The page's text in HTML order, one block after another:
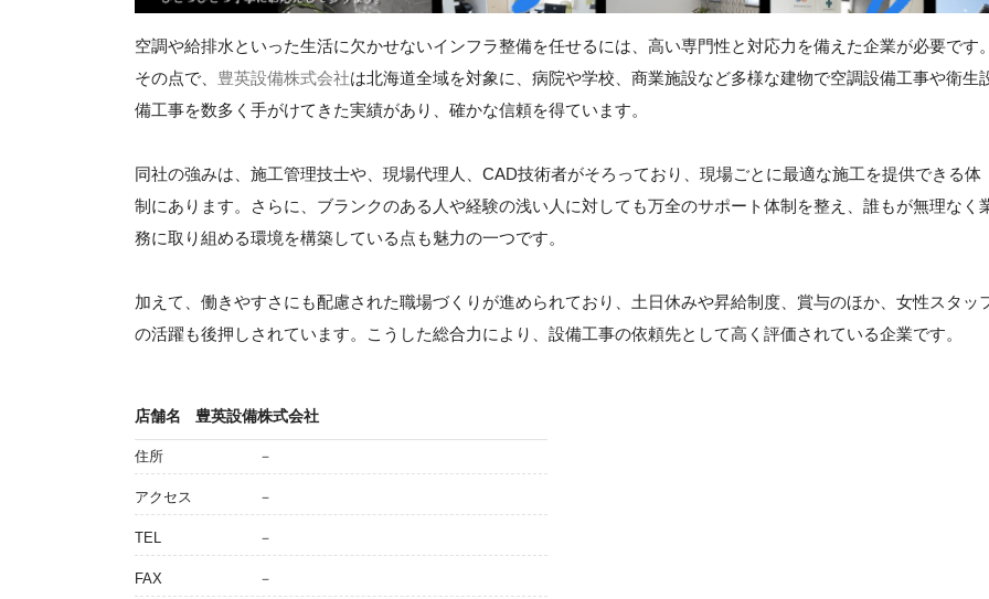
空調や給排水といった生活に欠かせないインフラ整備を任せるには、高い専門性と対応力を備えた企業が必要です。
その点で、 豊英設備株式会社は北海道全域を対象に、病院や学校、商業施設など多様な建物で空調設備工事や衛生
備工事を数多く手がけてきた実績があり、確かな信頼を得ています。
同社の強みは、施工管理技士や、現場代理人、CAD技術者がそろっており、現場ごとに最適な施工を提供できる体
制にあります。さらに、ブランクのある人や経験の浅い人に対しても万全のサポート体制を整え、誰もが無理なく
務に取り組める環境を構築している点も魅力の一つです。
加えて、働きやすさにも配慮された職場づくりが進められており、土日休みや昇給制度、賞与のほか、女性スタッ
の活躍も後押しされています。こうした総合力により、設備工事の依頼先として高く評価されている企業です。
店舗名 豊英設備株式会社
住所 －
アクセス －
TEL －
FAX －